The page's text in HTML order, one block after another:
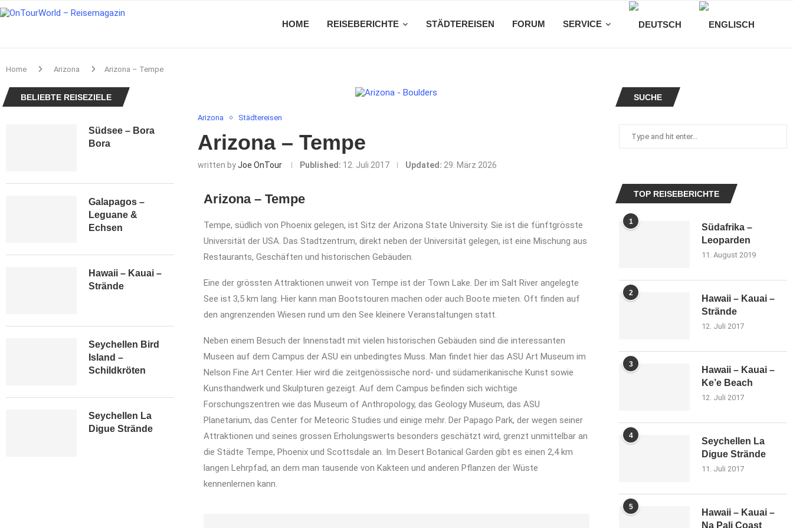
HOME REISEBERICHTE STÄDTEREISEN FORUM SERVICE
Home Arizona Arizona – Tempe
Arizona Städtereisen
Arizona – Tempe
written byJoe OnTour Published: 12. Juli 2017 Updated: 29. März 2026
Arizona – Tempe
Tempe, südlich von Phoenix gelegen, ist Sitz der Arizona State University. Sie ist die fünftgrösste
Universität der USA. Das Stadtzentrum, direkt neben der Universität gelegen, ist eine Mischung aus
Restaurants, Geschäften und historischen Gebäuden.
Eine der grössten Attraktionen unweit von Tempe ist der Town Lake. Der im Salt River angelegte
See ist 3,5 km lang. Hier kann man Bootstouren machen oder auch Boote mieten. Oft finden auf
den angrenzenden Wiesen rund um den See kleinere Veranstaltungen statt.
Neben einem Besuch der Innenstadt mit vielen historischen Gebäuden sind die interessanten
Museen auf dem Campus der ASU ein unbedingtes Muss. Man findet hier das ASU Art Museum im
Nelson Fine Art Center. Hier wird die zeitgenössische nord- und südamerikanische Kunst sowie
Kunsthandwerk und Skulpturen gezeigt. Auf dem Campus befinden sich wichtige
Forschungszentren wie das Museum of Anthropology, das Geology Museum, das ASU
Planetarium, das Center for Meteoric Studies und einige mehr. Der Papago Park, der wegen seiner
Attraktionen und seines grossen Erholungswerts besonders geschätzt wird, grenzt unmittelbar an
die Städte Tempe, Phoenix und Scottsdale an. Im Desert Botanical Garden gibt es einen 2,4 km
langen Lehrpfad, an dem man tausende von Kakteen und anderen Pflanzen der Wüste
kennenlernen kann.
SUCHE
TOP REISEBERICHTE
1
Südafrika –
Leoparden
11. August 2019
2
Hawaii – Kauai –
Strände
12. Juli 2017
3
Hawaii – Kauai –
Ke’e Beach
12. Juli 2017
4
Seychellen La
Digue Strände
11. Juli 2017
5
Hawaii – Kauai –
Na Pali Coast
BELIEBTE REISEZIELE
Südsee – Bora
Bora
Galapagos –
Leguane &
Echsen
Hawaii – Kauai –
Strände
Seychellen Bird
Island –
Schildkröten
Seychellen La
Digue Strände